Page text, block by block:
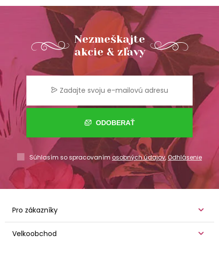
Nezmeškajte
akcie & zľavy
ODOBERAŤ
Súhlasím so spracovaním osobných údajov,Odhlásenie
Pro zákazníky
Velkoobchod